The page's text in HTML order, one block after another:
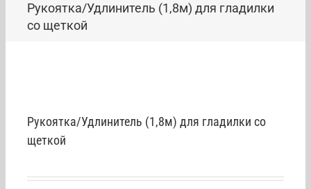
Рукоятка/Удлинитель (1,8м) для гладилки
со щеткой
Рукоятка/Удлинитель (1,8м) для гладилки со
щеткой